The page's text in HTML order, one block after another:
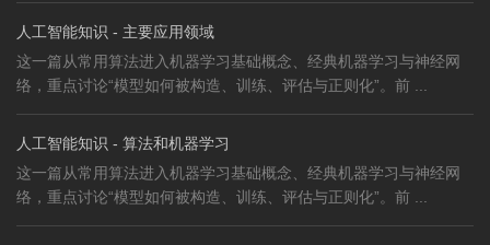
人工智能知识 - 主要应用领域
这一篇从常用算法进入机器学习基础概念、经典机器学习与神经网
络，重点讨论“模型如何被构造、训练、评估与正则化”。前 ...
人工智能知识 - 算法和机器学习
这一篇从常用算法进入机器学习基础概念、经典机器学习与神经网
络，重点讨论“模型如何被构造、训练、评估与正则化”。前 ...